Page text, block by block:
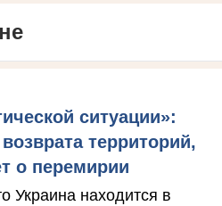
ситуации»:
территорий,
о перемирии
Украина находится в